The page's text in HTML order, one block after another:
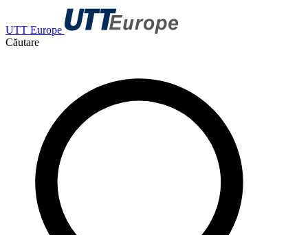
UTT Europe
Căutare